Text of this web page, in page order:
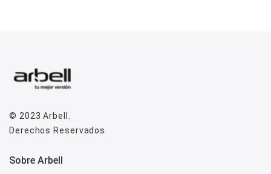
© 2023Arbell
Derechos Reservados
Sobre Arbell